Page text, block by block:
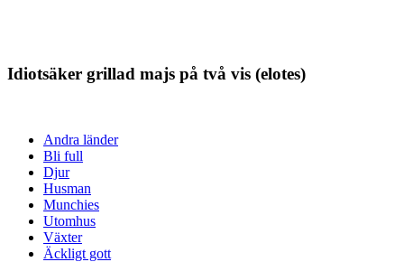
Idiotsäker grillad majs på två vis (elotes)
Andra länder
Bli full
Djur
Husman
Munchies
Utomhus
Växter
Äckligt gott